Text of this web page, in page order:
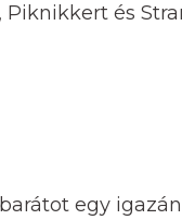
Piknikkert és
egy